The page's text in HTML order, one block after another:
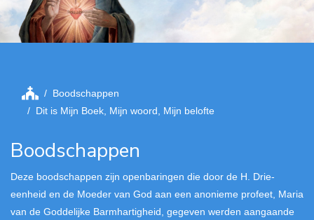
Boodschappen
Dit is Mijn Boek, Mijn woord, Mijn belofte
Boodschappen
Deze boodschappen zijn openbaringen die door de H. Drie-
eenheid en de Moeder van God aan een anonieme profeet, Maria
van de Goddelijke Barmhartigheid, gegeven werden aangaande